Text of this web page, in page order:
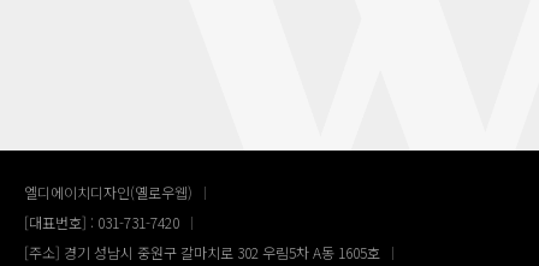
엘디에이치디자인(옐로우웹)
[대표번호] : 031-731-7420
[주소] 경기 성남시 중원구 갈마치로 302 우림5차 A동 1605호